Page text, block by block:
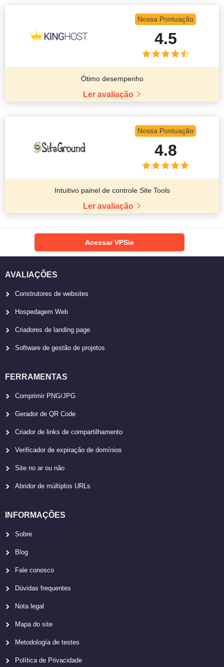
Nossa Pontuação
4.5
Ótimo desempenho
Ler avaliação
Nossa Pontuação
4.8
Intuitivo painel de controle Site Tools
Ler avaliação
Acessar VPSie
AVALIAÇÕES
Construtores de websites
Hospedagem Web
Criadores de landing page
Software de gestão de projetos
FERRAMENTAS
Comprimir PNG/JPG
Gerador de QR Code
Criador de links de compartilhamento
Verificador de expiração de domínios
Site no ar ou não
Abridor de múltiplos URLs
INFORMAÇÕES
Sobre
Blog
Fale conosco
Dúvidas frequentes
Nota legal
Mapa do site
Metodología de testes
Política de Privacidade